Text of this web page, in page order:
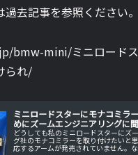
去記事を参照ください。
bmw-mini/ミニロードス
られ/
ミニロードスターにモナコミラ
めにズームエンジニアリングに
どうしても私のミニロードスターにズ
グ社のモナコミラーを取り付けたいと
応するアームが発売されていません。